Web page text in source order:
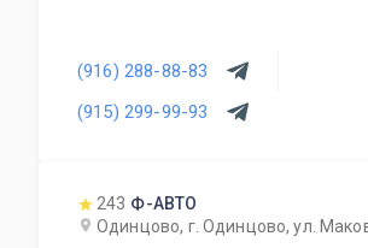
(916) 288-88-83
(915) 299-99-93
243 Ф-АВТО
Одинцово, г. Одинцово, ул.